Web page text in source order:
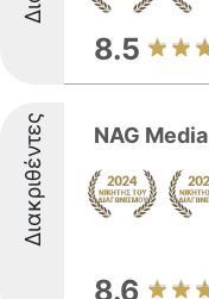
8.5
Διακριθέντες NAG Media
8.6